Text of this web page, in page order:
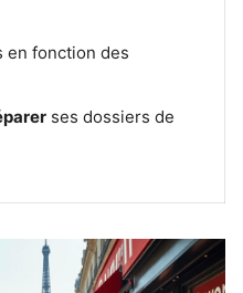
en fonction des
ses dossiers de